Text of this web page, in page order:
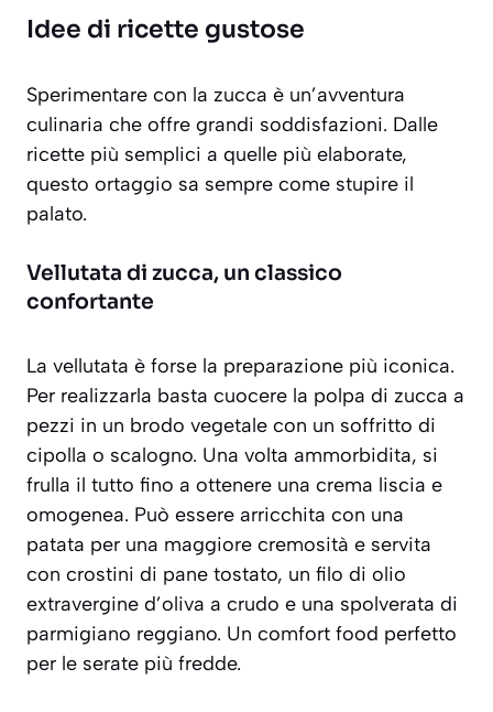
Idee di ricette gustose
Sperimentare con la zucca è un’avventura
culinaria che offre grandi soddisfazioni. Dalle
ricette più semplici a quelle più elaborate,
questo ortaggio sa sempre come stupire il
palato.
Vellutata di zucca, un classico
confortante
La vellutata è forse la preparazione più iconica.
Per realizzarla basta cuocere la polpa di zucca a
pezzi in un brodo vegetale con un soffritto di
cipolla o scalogno. Una volta ammorbidita, si
frulla il tutto fino a ottenere una crema liscia e
omogenea. Può essere arricchita con una
patata per una maggiore cremosità e servita
con crostini di pane tostato, un filo di olio
extravergine d’oliva a crudo e una spolverata di
parmigiano reggiano. Un comfort food perfetto
per le serate più fredde.